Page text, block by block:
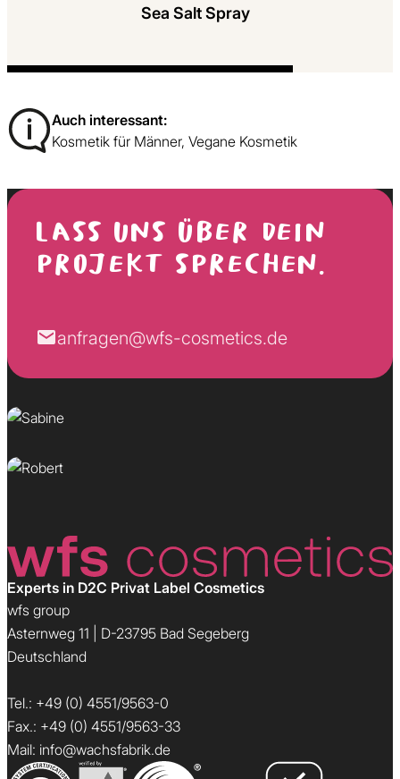
Sea Salt Spray für natürliche Textur –
Sea Salt Spray
Auch interessant:
Kosmetik für Männer, Vegane Kosmetik
LASS UNS ÜBER DEIN
PROJEKT SPRECHEN.
anfragen@wfs-cosmetics.de
Sabine
Wunscherfüllerin
Kundenversteher
Experts in D2C Privat Label Cosmetics
wfs group
Asternweg 11 | D-23795 Bad Segeberg
Deutschland
Tel.: +49 (0) 4551/9563-0
Fax.: +49 (0) 4551/9563-33
Mail: info@wachsfabrik.de